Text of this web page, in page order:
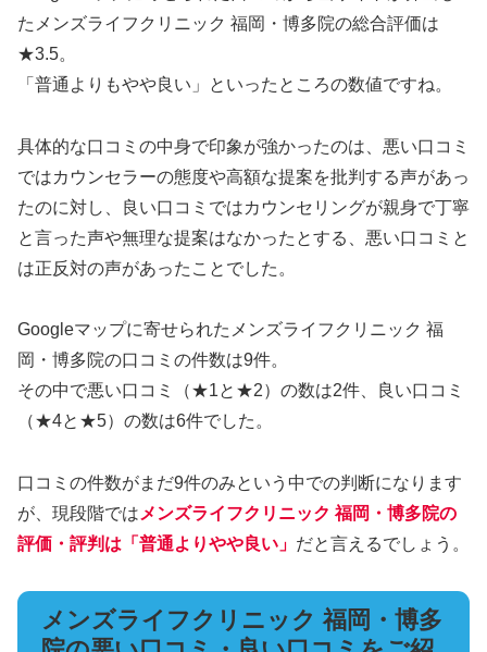
たメンズライフクリニック 福岡・博多院の総合評価は
★3.5。
「普通よりもやや良い」といったところの数値ですね。
具体的な口コミの中身で印象が強かったのは、悪い口コミ
ではカウンセラーの態度や高額な提案を批判する声があっ
たのに対し、良い口コミではカウンセリングが親身で丁寧
と言った声や無理な提案はなかったとする、悪い口コミと
は正反対の声があったことでした。
Googleマップに寄せられたメンズライフクリニック 福
岡・博多院の口コミの件数は9件。
その中で悪い口コミ（★1と★2）の数は2件、良い口コミ
（★4と★5）の数は6件でした。
口コミの件数がまだ9件のみという中での判断になります
が、現段階では メンズライフクリニック 福岡・博多院の
評価・評判は「普通よりやや良い」 だと言えるでしょう。
メンズライフクリニック 福岡・博多